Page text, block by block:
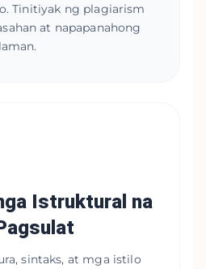
Tinitiyak ng plagiarism
at napapanahong
Istruktural na
sintaks, at mga istilo